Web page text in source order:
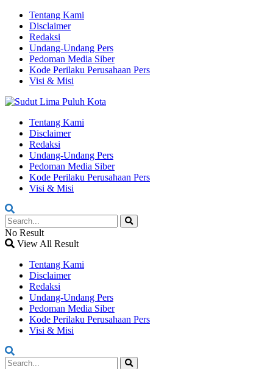
Tentang Kami
Disclaimer
Redaksi
Undang-Undang Pers
Pedoman Media Siber
Kode Perilaku Perusahaan Pers
Visi & Misi
Tentang Kami
Disclaimer
Redaksi
Undang-Undang Pers
Pedoman Media Siber
Kode Perilaku Perusahaan Pers
Visi & Misi
No Result
View All Result
Tentang Kami
Disclaimer
Redaksi
Undang-Undang Pers
Pedoman Media Siber
Kode Perilaku Perusahaan Pers
Visi & Misi